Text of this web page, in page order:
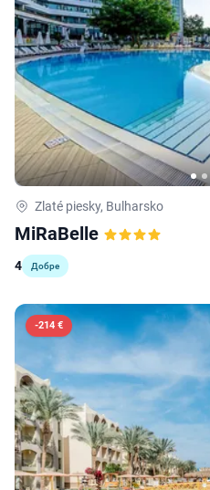
Zlaté piesky, Bulharsko
MiRaBelle
4 Добре
-214 €